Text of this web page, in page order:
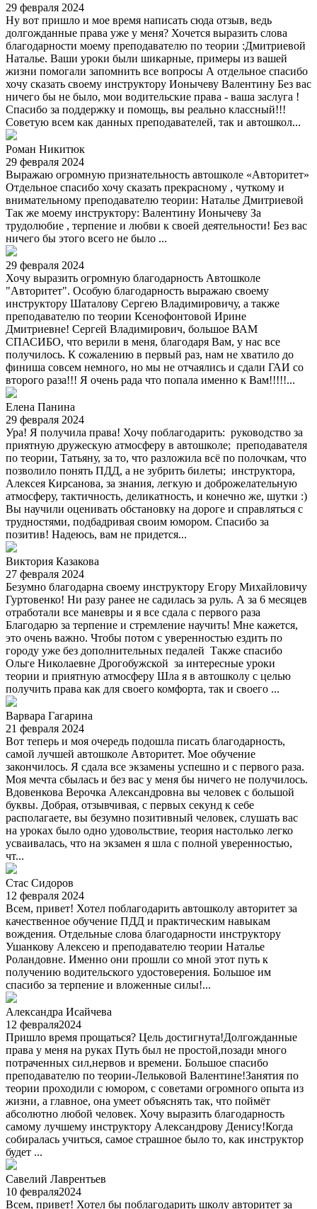
29 февраля 2024
Ну вот пришло и мое время написать сюда отзыв, ведь
долгожданные права уже у меня? Хочется выразить слова
благодарности моему преподавателю по теории :Дмитриевой
Наталье. Ваши уроки были шикарные, примеры из вашей
жизни помогали запомнить все вопросы А отдельное спасибо
хочу сказать своему инструктору Ионычеву Валентину Без вас
ничего бы не было, мои водительские права - ваша заслуга !
Спасибо за поддержку и помощь, вы реально классный!!!
Советую всем как данных преподавателей, так и автошкол...
Роман Никитюк
29 февраля 2024
Выражаю огромную признательность автошколе «Авторитет»
Отдельное спасибо хочу сказать прекрасному , чуткому и
внимательному преподавателю теории: Наталье Дмитриевой
Так же моему инструктору: Валентину Ионычеву За
трудолюбие , терпение и любви к своей деятельности! Без вас
ничего бы этого всего не было ...
29 февраля 2024
Хочу выразить огромную благодарность Автошколе
"Авторитет". Особую благодарность выражаю своему
инструктору Шаталову Сергею Владимировичу, а также
преподавателю по теории Ксенофонтовой Ирине
Дмитриевне! Сергей Владимирович, большое ВАМ
СПАСИБО, что верили в меня, благодаря Вам, у нас все
получилось. К сожалению в первый раз, нам не хватило до
финиша совсем немного, но мы не отчаялись и сдали ГАИ со
второго раза!!! Я очень рада что попала именно к Вам!!!!!...
Елена Панина
29 февраля 2024
Ура! Я получила права! Хочу поблагодарить: руководство за
приятную дружескую атмосферу в автошколе; преподавателя
по теории, Татьяну, за то, что разложила всё по полочкам, что
позволило понять ПДД, а не зубрить билеты; инструктора,
Алексея Кирсанова, за знания, легкую и доброжелательную
атмосферу, тактичность, деликатность, и конечно же, шутки :)
Вы научили оценивать обстановку на дороге и справляться с
трудностями, подбадривая своим юмором. Спасибо за
позитив! Надеюсь, вам не придется...
Виктория Казакова
27 февраля 2024
Безумно благодарна своему инструктору Егору Михайловичу
Гуртовенко! Ни разу ранее не садилась за руль. А за 6 месяцев
отработали все маневры и я все сдала с первого раза
Благодарю за терпение и стремление научить! Мне кажется,
это очень важно. Чтобы потом с уверенностью ездить по
городу уже без дополнительных педалей Также спасибо
Ольге Николаевне Дрогобужской за интересные уроки
теории и приятную атмосферу Шла я в автошколу с целью
получить права как для своего комфорта, так и своего ...
Варвара Гагарина
21 февраля 2024
Вот теперь и моя очередь подошла писать благодарность,
самой лучшей автошколе Авторитет. Мое обучение
закончилось. Я сдала все экзамены успешно и с первого раза.
Моя мечта сбылась и без вас у меня бы ничего не получилось.
Вдовенкова Верочка Александровна вы человек с большой
буквы. Добрая, отзывчивая, с первых секунд к себе
располагаете, вы безумно позитивный человек, слушать вас
на уроках было одно удовольствие, теория настолько легко
усваивалась, что на экзамен я шла с полной уверенностью,
чт...
Стас Сидоров
12 февраля 2024
Всем, привет! Хотел поблагодарить автошколу авторитет за
качественное обучение ПДД и практическим навыкам
вождения. Отдельные слова благодарности инструктору
Ушанкову Алексею и преподавателю теории Наталье
Роландовне. Именно они прошли со мной этот путь к
получению водительского удостоверения. Большое им
спасибо за терпение и вложенные силы!...
Александра Исайчева
12 февраля2024
Пришло время прощаться? Цель достигнута!Долгожданные
права у меня на руках Путь был не простой,позади много
потраченных сил,нервов и времени. Большое спасибо
преподавателю по теории-Лельковой Валентине!Занятия по
теории проходили с юмором, с советами огромного опыта из
жизни, а главное, она умеет объяснять так, что поймёт
абсолютно любой человек. Хочу выразить благодарность
самому лучшему инструктору Александрову Денису!Когда
собиралась учиться, самое страшное было то, как инструктор
будет ...
Савелий Лаврентьев
10 февраля2024
Всем, привет! Хотел бы поблагодарить школу авторитет за